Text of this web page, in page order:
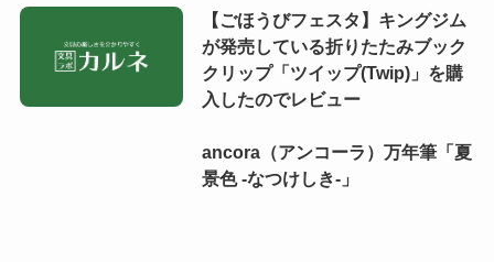
【ごほうびフェスタ】キングジム
が発売している折りたたみブック
クリップ「ツイップ(Twip)」を購
入したのでレビュー
ancora（アンコーラ）万年筆「夏
景色 -なつけしき-」